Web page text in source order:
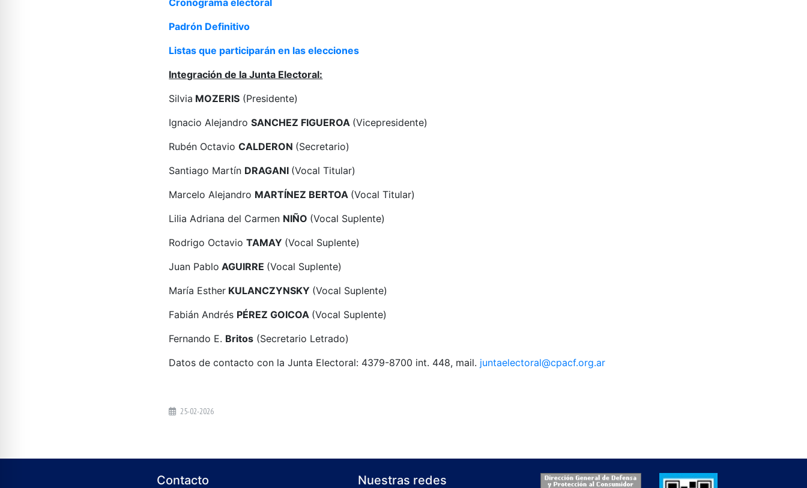
Cronograma electoral
Padrón Definitivo
Listas que participarán en las elecciones
Integración de la Junta Electoral:
Silvia MOZERIS (Presidente)
Ignacio AlejandroSANCHEZ FIGUEROA (Vicepresidente)
Rubén OctavioCALDERON (Secretario)
Santiago Martín DRAGANI (Vocal Titular)
Marcelo Alejandro MARTÍNEZ BERTOA (Vocal Titular)
Lilia Adriana del Carmen NIÑO (Vocal Suplente)
Rodrigo OctavioTAMAY (Vocal Suplente)
Juan Pablo AGUIRRE (Vocal Suplente)
María Esther KULANCZYNSKY (Vocal Suplente)
Fabián Andrés PÉREZ GOICOA (Vocal Suplente)
Fernando E. Britos (Secretario Letrado)
Datos de contacto con la Junta Electoral: 4379-8700 int. 448, mail. juntaelectoral@cpacf.org.ar
25-02-2026
Contacto Nuestras redes